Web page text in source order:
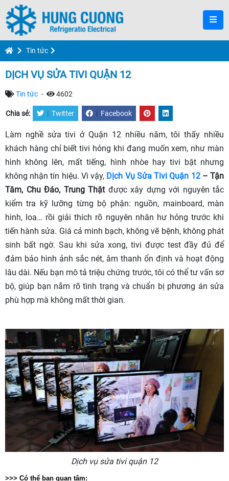
Tin tức
DỊCH VỤ SỬA TIVI QUẬN 12
Tin tức - 4602
Chia sẻ: | Twitter | Facebook
Làm nghề sửa tivi ở Quận 12 nhiều năm, tôi thấy nhiều
khách hàng chỉ biết tivi hỏng khi đang muốn xem, như màn
hình không lên, mất tiếng, hình nhòe hay tivi bật nhưng
không nhận tín hiệu. Vì vậy, Dịch Vụ Sửa Tivi Quận 12– Tận
Tâm, Chu Đáo, Trung Thậtđược xây dựng với nguyên tắc
kiểm tra kỹ lưỡng từng bộ phận: nguồn, mainboard, màn
hình, loa… rồi giải thích rõ nguyên nhân hư hỏng trước khi
tiến hành sửa. Giá cả minh bạch, không vẽ bệnh, không phát
sinh bất ngờ. Sau khi sửa xong, tivi được test đầy đủ để
đảm bảo hình ảnh sắc nét, âm thanh ổn định và hoạt động
lâu dài. Nếu bạn mô tả triệu chứng trước, tôi có thể tư vấn sơ
bộ, giúp bạn nắm rõ tình trạng và chuẩn bị phương án sửa
phù hợp mà không mất thời gian.
Dịch vụ sửa tivi quận 12
>>> Có thể bạn quan tâm: